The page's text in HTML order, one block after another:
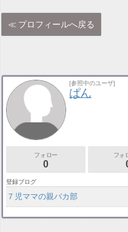
プロフィールへ戻る
[参照中のユーザ]
ぱん
フォロー
0
フォ
登録ブログ
７児ママの親バカ部